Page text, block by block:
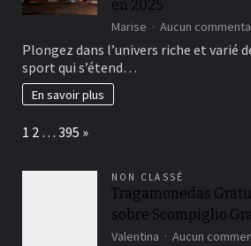
en 2025
Marise Aucun
Plongez dans l’univers riche et varié
sport qui s’étend…
En savoir plus
Page:
1 2 … 395 Next
»
NON CLASSÉ
Tragamonedas
sobre Scompiglio
Valentina Aucun